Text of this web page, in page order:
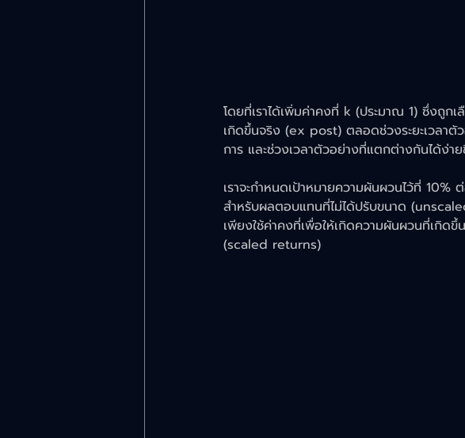
โดยที่เราได้เพิ่มค่าคงที่ k (ประมาณ 1) ซึ่งถูก
เกิดขึ้นจริง (ex post) ตลอดช่วงระยะเวลาตั
การ และช่วงเวลาตัวอย่างที่แตกต่างกันได้ง่า
เราจะกำหนดเป้าหมายความผันผวนไว้ที่
สำหรับผลตอบแทนที่ไม่ได้ปรับขนาด
เพียงใช้ค่าคงที่เพื่อให้เกิดความผันผวนที่เกิ
(scaled returns)